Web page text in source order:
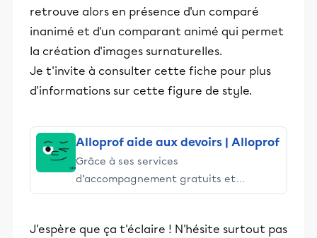
retrouve alors en présence d'un comparé
inanimé et d'un comparant animé qui permet
la création d'images surnaturelles.
Je t'invite à consulter cette fiche pour plus
d'informations sur cette figure de style.
Alloprof aide aux devoirs | Alloprof
Grâce à ses services
d’accompagnement gratuits et
stimulants, Alloprof engage les élèves
éducative.
J'espère que ça t'éclaire ! N'hésite surtout pas